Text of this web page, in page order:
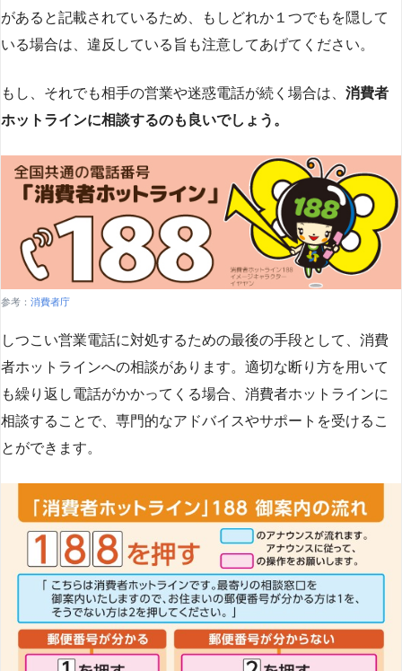
があると記載されているため、もしどれか１つでもを隠して
いる場合は、違反している旨も注意してあげてください。
もし、それでも相手の営業や迷惑電話が続く場合は、 消費者
ホットラインに相談するのも良いでしょう。
参考： 消費者庁
しつこい営業電話に対処するための最後の手段として、消費
者ホットラインへの相談があります。適切な断り方を用いて
も繰り返し電話がかかってくる場合、消費者ホットラインに
相談することで、専門的なアドバイスやサポートを受けるこ
とができます​​。